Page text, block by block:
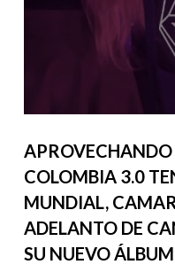
APROVECHANDO
COLOMBIA 3.0
MUNDIAL,
ADELANTO DE
SU NUEVO